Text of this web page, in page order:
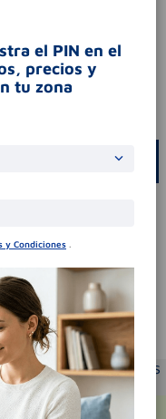
cafeína
verás los productos
de entrega
el PIN en el
precios y
tu zona
y Condiciones .